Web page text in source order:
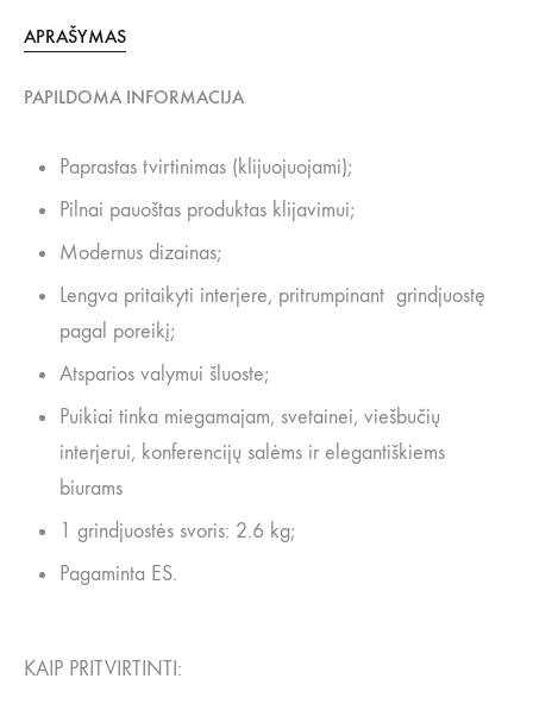
APRAŠYMAS
PAPILDOMA INFORMACIJA
Paprastas tvirtinimas (klijuojuojami);
Pilnai pauoštas produktas klijavimui;
Modernus dizainas;
Lengva pritaikyti interjere, pritrumpinant grindjuostę
pagal poreikį;
Atsparios valymui šluoste;
Puikiai tinka miegamajam, svetainei, viešbučių
interjerui, konferencijų salėms ir elegantiškiems
biurams
1 grindjuostės svoris: 2.6 kg;
Pagaminta ES.
KAIP PRITVIRTINTI: